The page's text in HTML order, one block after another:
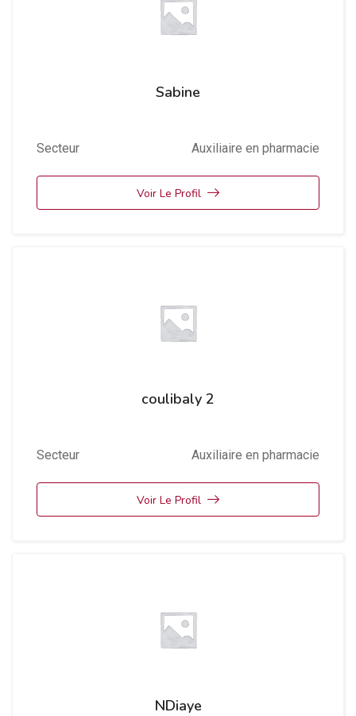
Sabine
Secteur Auxiliaire en pharmacie
Voir Le Profil
coulibaly 2
Secteur Auxiliaire en pharmacie
Voir Le Profil
NDiaye